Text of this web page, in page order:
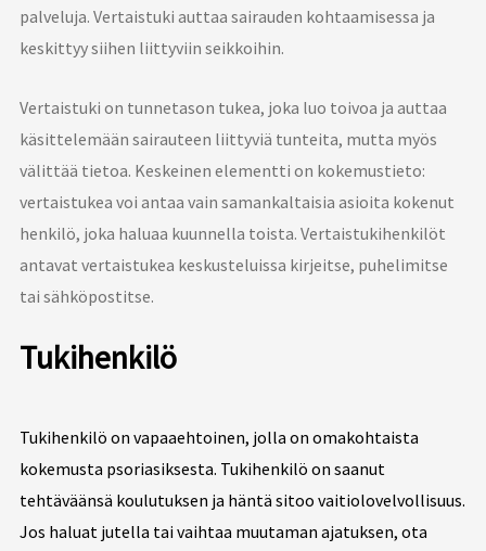
palveluja. Vertaistuki auttaa sairauden kohtaamisessa ja
keskittyy siihen liittyviin seikkoihin.
Vertaistuki on tunnetason tukea, joka luo toivoa ja auttaa
käsittelemään sairauteen liittyviä tunteita, mutta myös
välittää tietoa. Keskeinen elementti on kokemustieto:
vertaistukea voi antaa vain samankaltaisia asioita kokenut
henkilö, joka haluaa kuunnella toista. Vertaistukihenkilöt
antavat vertaistukea keskusteluissa kirjeitse, puhelimitse
tai sähköpostitse.
Tukihenkilö
Tukihenkilö on vapaaehtoinen, jolla on omakohtaista
kokemusta psoriasiksesta. Tukihenkilö on saanut
tehtäväänsä koulutuksen ja häntä sitoo vaitiolovelvollisuus.
Jos haluat jutella tai vaihtaa muutaman ajatuksen, ota